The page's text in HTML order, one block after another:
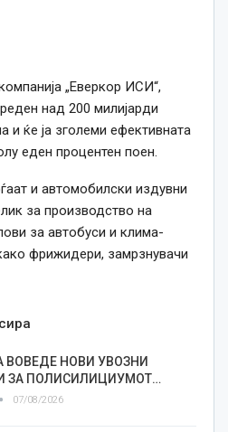
„Еверкор ИСИ“,
над 200 милијарди
и ќе ја зголеми ефективната
еден процентен поен.
и автомобилски издувни
за производство на
за автобуси и клима-
фрижидери, замрзнувачи
ВОВЕДЕ НОВИ УВОЗНИ
ЗА ПОЛИСИЛИЦИУМОТ…
07/08/2026